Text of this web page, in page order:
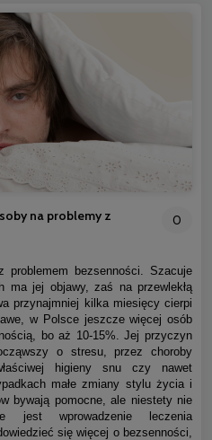
na problemy z
0
bezsenności. Szacuje
ma jej objawy, zaś na przewlekłą
przynajmniej kilka miesięcy cierpi
w Polsce jeszcze więcej osób
bo aż 10-15%. Jej przyczyn
o stresu, przez choroby
higieny snu czy nawet
małe zmiany stylu życia i
bywają pomocne, ale niestety nie
jest wprowadzenie leczenia
się więcej o bezsenności,